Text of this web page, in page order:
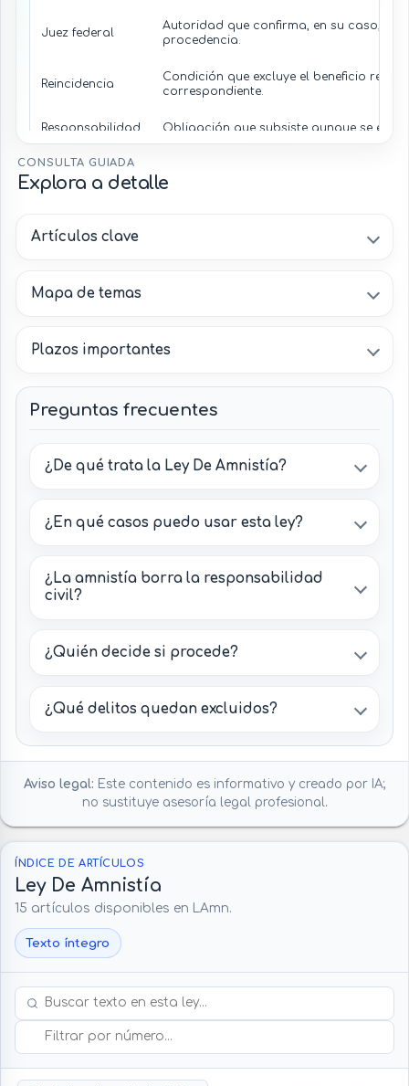
Juez federal
Autoridad que confirma, en su caso, la
procedencia.
Reincidencia
Condición que excluye el beneficio
correspondiente.
Responsabilidad
civil
Obligación que subsiste aunque se
sanción.
Víctima
Persona cuyos derechos quedan a
Amnistía directa
interesada
CONSULTA GUIADA
Explora a detalle
Artículos clave
Mapa de temas
Plazos importantes
Preguntas frecuentes
¿De qué trata la Ley De Amnistía?
¿En qué casos puedo usar esta ley?
¿La amnistía borra la responsabilidad
civil?
¿Quién decide si procede?
¿Qué delitos quedan excluidos?
Aviso legal: Este contenido es informativo y creado por IA;
no sustituye asesoría legal profesional.
ÍNDICE DE ARTÍCULOS
Ley De Amnistía
15 artículos disponibles en LAmn.
Texto íntegro
Buscar dentro de esta ley
Filtrar por número